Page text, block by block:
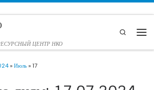
ЦЕНТР НКО
Search
»Июль»17